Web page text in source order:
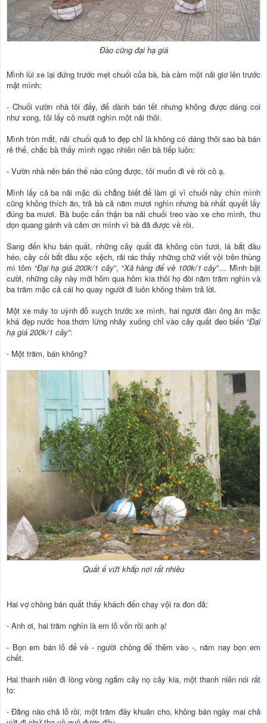
Đào cũng đại hạ giá
Mình lùi xe lại đứng trước mẹt chuối của bà, bà cầm một nải giơ lên trước
mặt mình:
- Chuối vườn nhà tôi đấy, để dành bán tết nhưng không được dáng coi
như xong, tôi lấy cô mười nghìn một nải thôi.
Mình tròn mắt, nải chuối quả to đẹp chỉ là không có dáng thôi sao bà bán
rẻ thế, chắc bà thấy mình ngạc nhiên nên bà tiếp luôn:
- Vườn nhà nên bán thế nào cũng được, tôi muốn đi về rồi cô ạ.
Mình lấy cả ba nải mặc dù chẳng biết để làm gì vì chuối này chín mình
cũng không thích ăn, trả bà cả năm mươi nghìn nhưng bà nhất quyết lấy
đúng ba mươi. Bà buộc cẩn thận ba nải chuối treo vào xe cho mình, thu
dọn quang gánh và cảm ơn mình vì bà đã được về rồi.
Sang đến khu bán quất, những cây quất đã không còn tươi, lá bắt đầu
héo, cây cối bắt đầu xộc xệch, rải rác thấy những chữ viết vội trên thùng
mì tôm “Đại hạ giá 200k/1 cây”, “Xả hàng để về 100k/1 cây”… Mình bật
cười, những cây này mới hôm qua hôm kia thôi họ đòi năm trăm nghìn và
ba trăm mặc cả cái họ quay người đi luôn không thèm trả lời.
Một xe máy to uỳnh đỗ xuỵch trước xe mình, hai người đàn ông ăn mặc
khá đẹp nước hoa thơm lừng nhảy xuống chỉ vào cây quất đeo biển “Đại
hạ giá 200k/1 cây”:
- Một trăm, bán không?
Quất ế vứt khắp nơi rất nhiều
Hai vợ chồng bán quất thấy khách đến chạy vội ra đon đả:
- Anh ơi, hai trăm nghìn là em lỗ vốn rồi anh ạ!
- Bọn em bán lỗ để về - người chồng đế thêm vào -, năm nay bọn em
chết.
Hai thanh niên đi lòng vòng ngắm cây nọ cây kia, một thanh niên nói rất
to:
- Đằng nào chả lỗ rồi, một trăm đây khuân cho, không bán ngày mai chả